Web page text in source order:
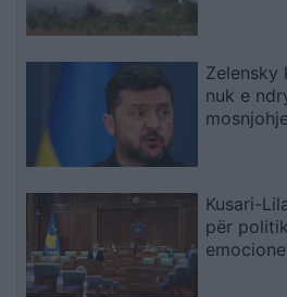
Zelensky
nuk e
Kusari-
për